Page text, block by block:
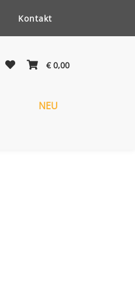
Kontakt
€ 0,00
NEU